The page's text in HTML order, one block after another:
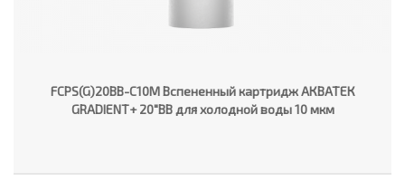
FCPS(G)20BB-C10M Вспененный картридж АКВАТЕК
GRADIENT+ 20"ВВ для холодной воды 10 мкм